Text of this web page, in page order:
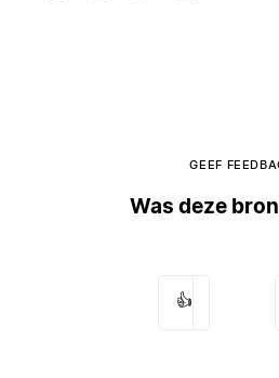
GEEF
Was deze
👍